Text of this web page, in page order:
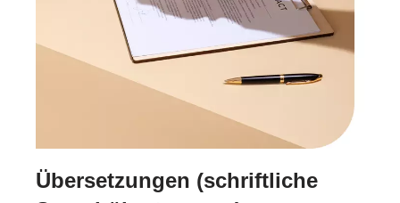
Übersetzungen (schriftliche